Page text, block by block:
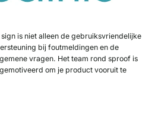
is niet alleen de gebruiksvriendelijke
bij foutmeldingen en de
vragen. Het team rond sproof is
om je product vooruit te